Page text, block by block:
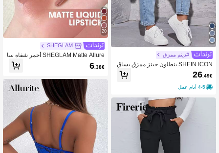
#دينم ممزق
SHEIN ICON بنطلون جينز ممزق بساق
مستقيم بخصر عالي
26.49€
4-5 أيام عمل
20
SHEGLAM
SHEGLAM Matte Allure أحمر شفاه سا
ئل-Millionaire روج تنت جلوس ماركة تج
ميل ومكياج للنساء والفتيات
6.38€